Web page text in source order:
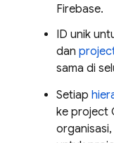
Firebase.
ID unik
dan
sama di
Setiap
ke project